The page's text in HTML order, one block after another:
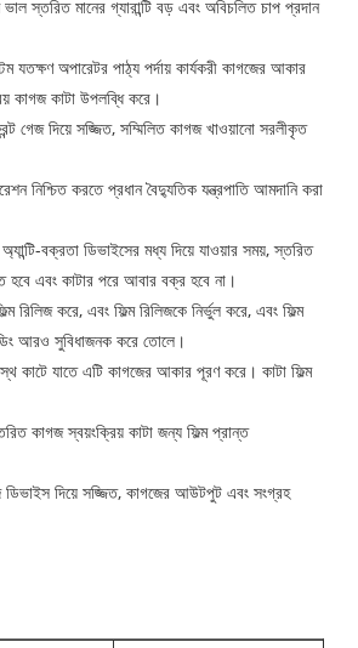
স্তরিত মানের গ্যারান্টি বড় এবং অবিচলিত চাপ প্রদান
যতক্ষণ অপারেটর পাঠ্য পর্দায় কার্যকরী কাগজের আকার
কাগজ কাটা উপলব্ধি করে।
গেজ দিয়ে সজ্জিত, সম্মিলিত কাগজ খাওয়ানো সরলীকৃত
নিশ্চিত করতে প্রধান বৈদ্যুতিক যন্ত্রপাতি আমদানি করা
বক্রতা ডিভাইসের মধ্য দিয়ে যাওয়ার সময়, স্তরিত
হবে এবং কাটার পরে আবার বক্র হবে না।
রিলিজ করে, এবং ফিল্ম রিলিজকে নির্ভুল করে, এবং ফিল্ম
আরও সুবিধাজনক করে তোলে।
কাটে যাতে এটি কাগজের আকার পূরণ করে। কাটা ফিল্ম
কাগজ স্বয়ংক্রিয় কাটা জন্য ফিল্ম প্রান্ত
দিয়ে সজ্জিত, কাগজের আউটপুট এবং সংগ্রহ